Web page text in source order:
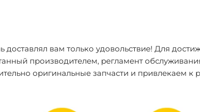
вам только удовольствие! Для
производителем, регламент
оригинальные запчасти и привлекаем к